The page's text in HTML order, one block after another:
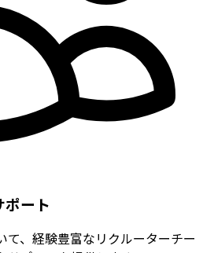
ート
て、経験豊富なリクルーターチー